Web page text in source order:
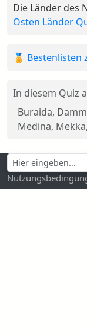
Die Länder des
Osten Länder
🏅 Bestenlisten
In diesem Quiz
Buraida,
Medina,
Kontakt und